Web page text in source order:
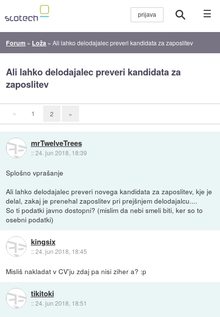
☰
Forum » Loža »Ali lahko delodajalec preveri kandidata za zaposlitev
Ali lahko delodajalec preveri kandidata za
zaposlitev
« 1 2 »
mrTwelveTrees
::24. jun 2018, 18:39
Splošno vprašanje
Ali lahko delodajalec preveri novega kandidata za zaposlitev, kje je
delal, zakaj je prenehal zaposlitev pri prejšnjem delodajalcu....
So ti podatki javno dostopni? (mislim da nebi smeli biti, ker so to
osebni podatki)
kingsix
::24. jun 2018, 18:45
Misliš nakladat v CV'ju zdaj pa nisi ziher a? :p
tikitoki
::24. jun 2018, 18:51